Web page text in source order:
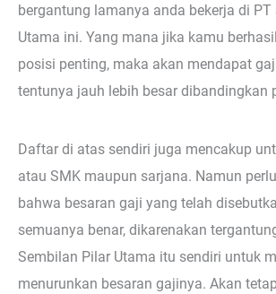
bergantung lamanya anda bekerja di
Utama ini. Yang mana jika kamu
posisi penting, maka akan mendapat
tentunya jauh lebih besar dibandingkan
Daftar di atas sendiri juga mencakup
atau SMK maupun sarjana. Namun
bahwa besaran gaji yang telah
semuanya benar, dikarenakan
Sembilan Pilar Utama itu sendiri untuk
menurunkan besaran gajinya. Akan